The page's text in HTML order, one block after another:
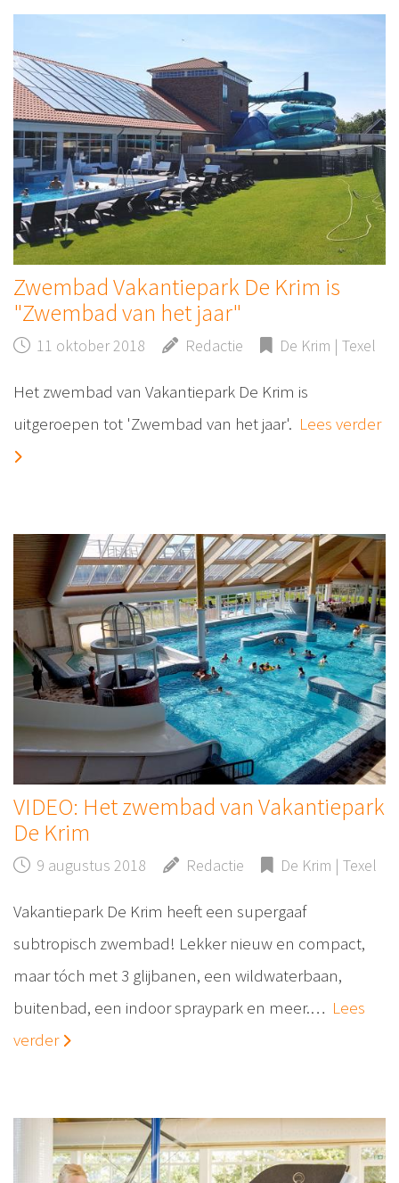
Zwembad Vakantiepark De Krim is
"Zwembad van het jaar"
11 oktober 2018 Redactie De Krim | Texel
Het zwembad van Vakantiepark De Krim is
uitgeroepen tot 'Zwembad van het jaar'. Lees verder
VIDEO: Het zwembad van Vakantiepark
De Krim
9 augustus 2018 Redactie De Krim | Texel
Vakantiepark De Krim heeft een supergaaf
subtropisch zwembad! Lekker nieuw en compact,
maar tóch met 3 glijbanen, een wildwaterbaan,
buitenbad, een indoor spraypark en meer.… Lees
verder